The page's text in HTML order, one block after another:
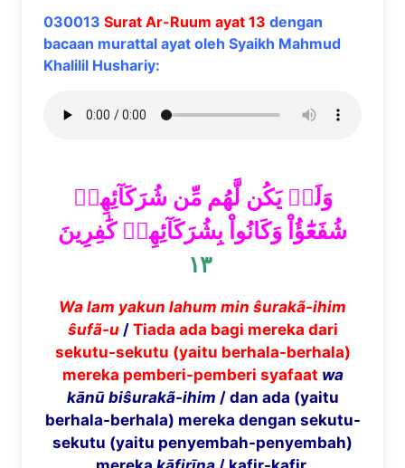
030013 Surat Ar-Ruum ayat 13 dengan
bacaan murattal ayat oleh Syaikh Mahmud
Khalilil Hushariy:
وَلَمۡ يَكُن لَّهُم مِّن شُرَكَآئِهِمۡ
شُفَعَٰٓؤُاْ وَكَانُواْ بِشُرَكَآئِهِمۡ كَٰفِرِينَ
١٣
Wa lam yakun lahum min ŝurakã-ihim
ŝufã-u/ Tiada ada bagi mereka dari
sekutu-sekutu (yaitu berhala-berhala)
mereka pemberi-pemberi syafaat wa
kānū biŝurakã-ihim / dan ada (yaitu
berhala-berhala) mereka dengan sekutu-
sekutu (yaitu penyembah-penyembah)